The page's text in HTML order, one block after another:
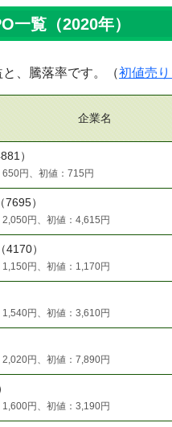
一覧（2020年）
、騰落率です。（初値売り
企業名
）
650円、初値：715円
（7695）
円、初値：4,615円
（4170）
円、初値：1,170円
円、初値：3,610円
円、初値：7,890円
円、初値：3,190円